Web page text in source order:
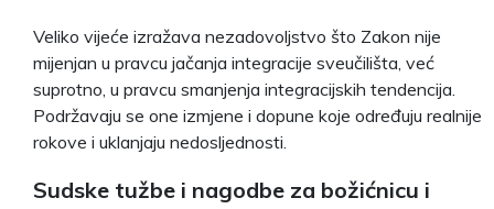
Veliko vijeće izražava nezadovoljstvo što Zakon nije
mijenjan u pravcu jačanja integracije sveučilišta, već
suprotno, u pravcu smanjenja integracijskih tendencija.
Podržavaju se one izmjene i dopune koje određuju realnije
rokove i uklanjaju nedosljednosti.
Sudske tužbe i nagodbe za božićnicu i